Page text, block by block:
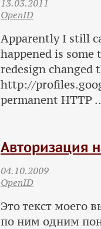
13.03.2011
OpenID
Apparently I still
happened is some
redesign
http://
permanent HTTP
Авторизация
04.10.2009
OpenID
Это текст моего
по ним одним